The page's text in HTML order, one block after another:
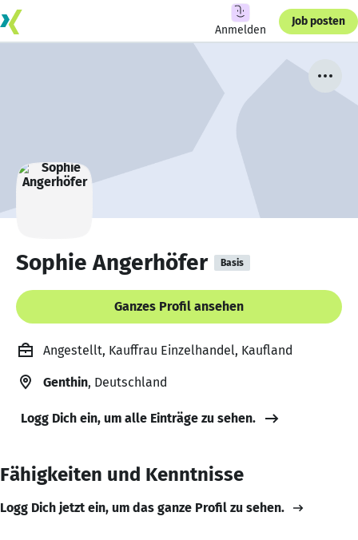
Anmelden
Job posten
Sophie Angerhöfer Basis
Ganzes Profil ansehen
Angestellt, Kauffrau Einzelhandel, Kaufland
Genthin, Deutschland
Logg Dich ein, um alle Einträge zu sehen.
Fähigkeiten und Kenntnisse
Logg Dich jetzt ein, um das ganze Profil zu sehen.